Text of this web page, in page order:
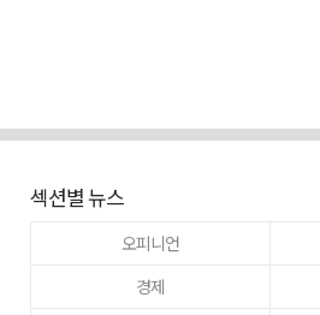
섹션별 뉴스
오피니언
경제